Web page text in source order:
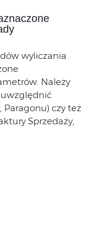
wyliczania
Należy
uwzględnić
Paragonu) czy też
Sprzedaży,